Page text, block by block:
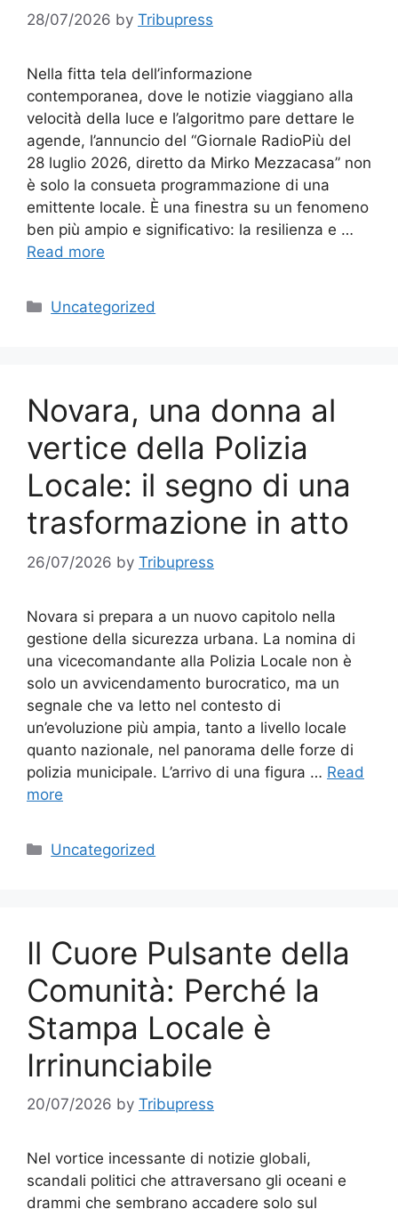
28/07/2026 by Tribupress
Nella fitta tela dell’informazione
contemporanea, dove le notizie viaggiano alla
velocità della luce e l’algoritmo pare dettare le
agende, l’annuncio del “Giornale RadioPiù del
28 luglio 2026, diretto da Mirko Mezzacasa” non
è solo la consueta programmazione di una
emittente locale. È una finestra su un fenomeno
ben più ampio e significativo: la resilienza e …
Read more
Categories
Uncategorized
Novara, una donna al
vertice della Polizia
Locale: il segno di una
trasformazione in atto
26/07/2026 by Tribupress
Novara si prepara a un nuovo capitolo nella
gestione della sicurezza urbana. La nomina di
una vicecomandante alla Polizia Locale non è
solo un avvicendamento burocratico, ma un
segnale che va letto nel contesto di
un’evoluzione più ampia, tanto a livello locale
quanto nazionale, nel panorama delle forze di
polizia municipale. L’arrivo di una figura … Read
more
Categories
Uncategorized
Il Cuore Pulsante della
Comunità: Perché la
Stampa Locale è
Irrinunciabile
20/07/2026 by Tribupress
Nel vortice incessante di notizie globali,
scandali politici che attraversano gli oceani e
drammi che sembrano accadere solo sul